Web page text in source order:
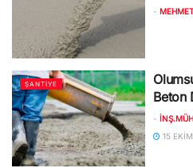
-
ŞANTIYE
Beton
-
15